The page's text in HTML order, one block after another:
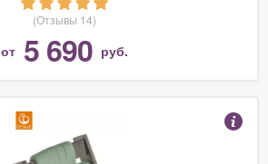
(Отзывы 14)
от 5 690 руб.